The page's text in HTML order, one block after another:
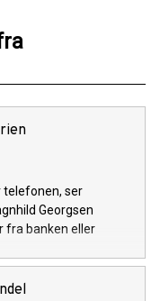
telefonen, ser
Georgsen
fra banken eller